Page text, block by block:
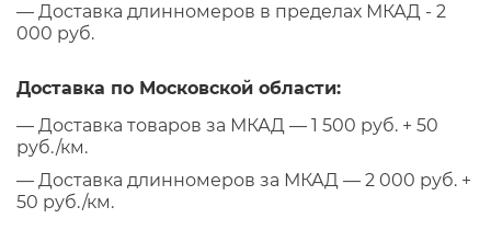
— Доставка длинномеров в пределах МКАД - 2
000 руб.
Доставка по Московской области:
— Доставка товаров за МКАД — 1 500 руб. + 50
руб./км.
— Доставка длинномеров за МКАД — 2 000 руб. +
50 руб./км.